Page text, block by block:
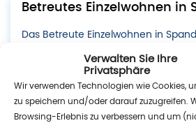
Verwalten Sie Ihre
Privatsphäre
Wir verwenden Technologien wie Cookies,
zu speichern und/oder darauf zuzugreifen.
Browsing-Erlebnis zu verbessern und um
Betreutes Einzelwohnen in
Das Betreute Einzelwohnen in
bieten mit der Soziotherapie
krankenkassenfinanzierte...
24 Okt., 2023